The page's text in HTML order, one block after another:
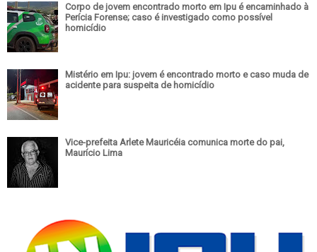
Corpo de jovem encontrado morto em Ipu é encaminhado à
Perícia Forense; caso é investigado como possível
homicídio
Mistério em Ipu: jovem é encontrado morto e caso muda de
acidente para suspeita de homicídio
Vice-prefeita Arlete Mauricéia comunica morte do pai,
Maurício Lima